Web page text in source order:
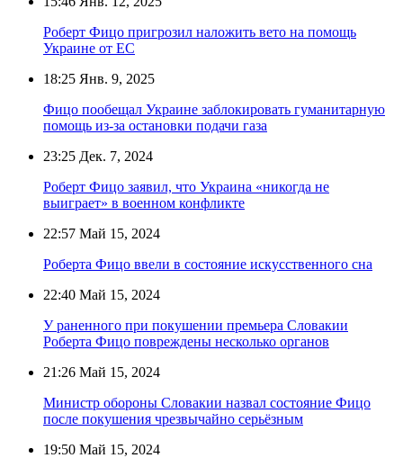
Роберт Фицо пригрозил наложить вето на помощь
Украине от ЕС
18:25 Янв. 9, 2025
Фицо пообещал Украине заблокировать гуманитарную
помощь из-за остановки подачи газа
23:25 Дек. 7, 2024
Роберт Фицо заявил, что Украина «никогда не
выиграет» в военном конфликте
22:57 Май 15, 2024
Роберта Фицо ввели в состояние искусственного сна
22:40 Май 15, 2024
У раненного при покушении премьера Словакии
Роберта Фицо повреждены несколько органов
21:26 Май 15, 2024
Министр обороны Словакии назвал состояние Фицо
после покушения чрезвычайно серьёзным
19:50 Май 15, 2024